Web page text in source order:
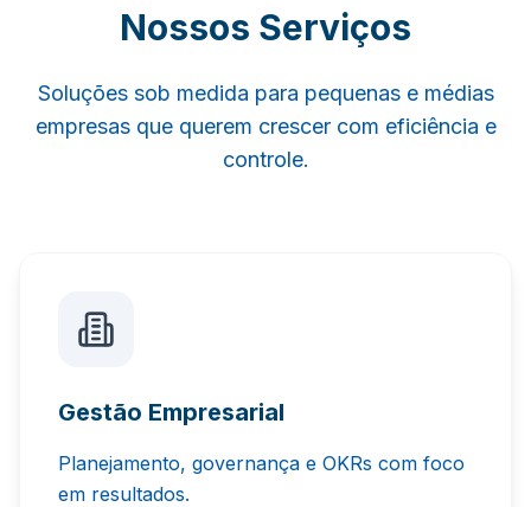
Nossos Serviços
Soluções sob medida para pequenas e médias
empresas que querem crescer com eficiência e
controle.
Gestão Empresarial
Planejamento, governança e OKRs com foco
em resultados.